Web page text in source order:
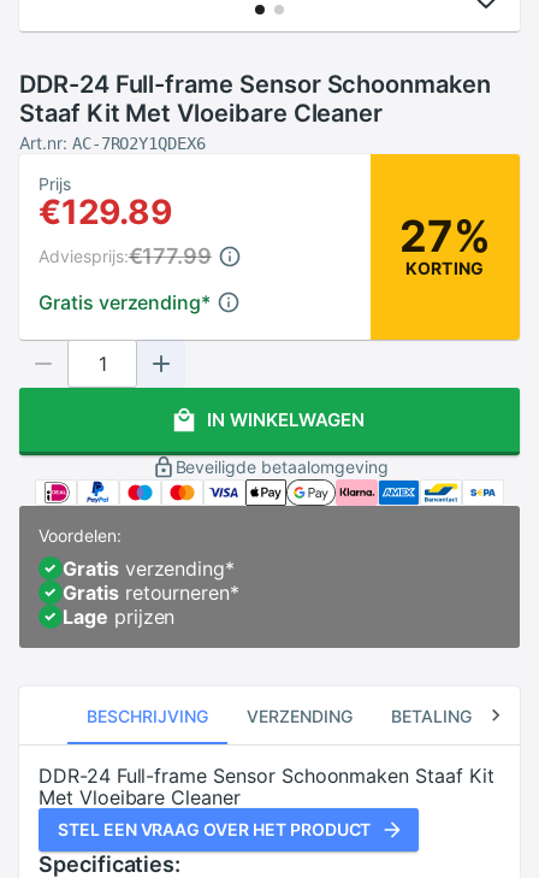
DDR-24 Full-frame Sensor Schoonmaken
Staaf Kit Met Vloeibare Cleaner
Art.nr: AC-7RO2Y1QDEX6
Prijs
€129.89
Gratis verzending*
Adviesprijs:€177.99 27%
KORTING
IN WINKELWAGEN
Beveiligde betaalomgeving
Voordelen:
Gratisverzending*
Gratisretourneren*
Lage prijzen
BESCHRIJVING VERZENDING BETALING
DDR-24 Full-frame Sensor Schoonmaken Staaf Kit
Met Vloeibare Cleaner
STEL EEN VRAAG OVER HET PRODUCT
Specificaties: